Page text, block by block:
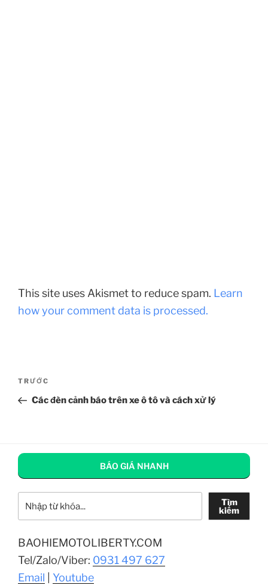
This site uses Akismet to reduce spam. Learn
how your comment data is processed.
Điều
bài
Bài
cũ
TRƯỚC
Các đèn cảnh báo trên xe ô tô và cách xử lý
BÁO GIÁ NHANH
Tìm
kiếm
BAOHIEMOTOLIBERTY.COM
Tel/Zalo/Viber: 0931 497 627
Email
Youtube